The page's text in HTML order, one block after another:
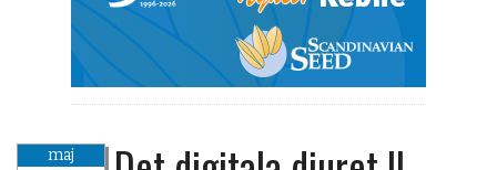
maj